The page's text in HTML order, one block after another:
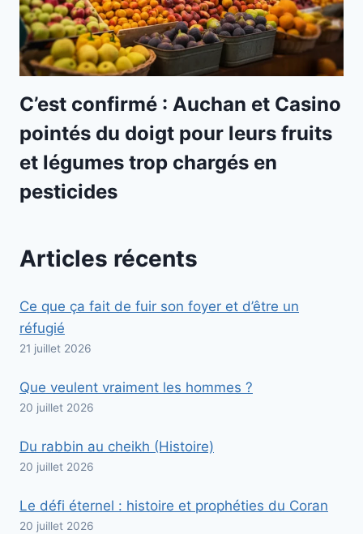
C’est confirmé : Auchan et Casino
pointés du doigt pour leurs fruits
et légumes trop chargés en
pesticides
Articles récents
Ce que ça fait de fuir son foyer et d’être un
réfugié
21 juillet 2026
Que veulent vraiment les hommes ?
20 juillet 2026
Du rabbin au cheikh (Histoire)
20 juillet 2026
Le défi éternel : histoire et prophéties du Coran
20 juillet 2026